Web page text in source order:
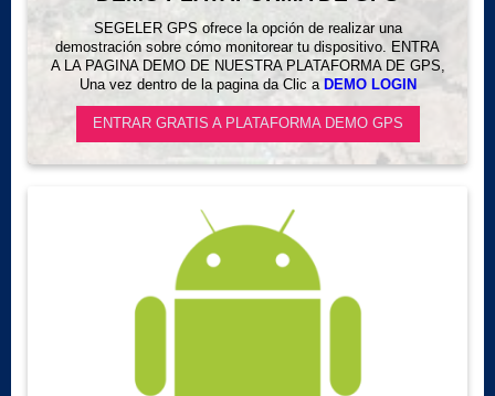
SEGELER GPS ofrece la opción de realizar una
demostración sobre cómo monitorear tu dispositivo. ENTRA
A LA PAGINA DEMO DE NUESTRA PLATAFORMA DE GPS,
Una vez dentro de la pagina da Clic aDEMO LOGIN
ENTRAR GRATIS A PLATAFORMA DEMO GPS